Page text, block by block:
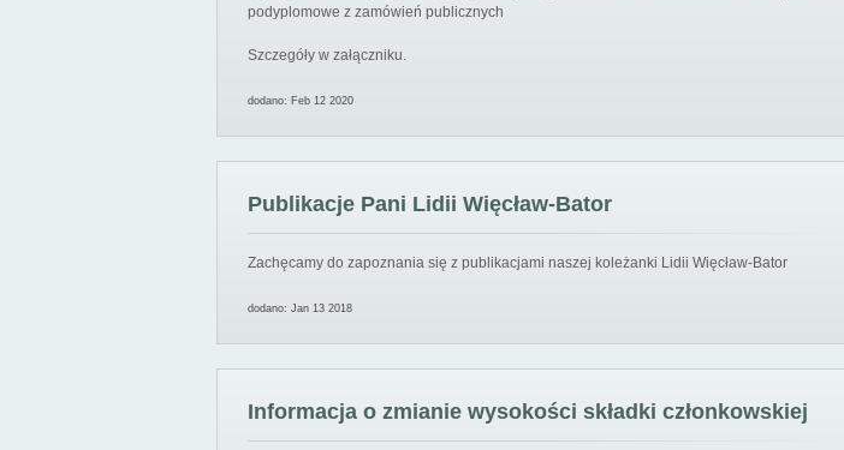
podyplomowe z zamówień publicznych
Szczegóły w załączniku.
dodano: Feb 12 2020
Publikacje Pani Lidii Więcław-Bator
Zachęcamy do zapoznania się z publikacjami naszej koleżanki Lidii Więcław-Bator
dodano: Jan 13 2018
Informacja o zmianie wysokości składki członkowskiej